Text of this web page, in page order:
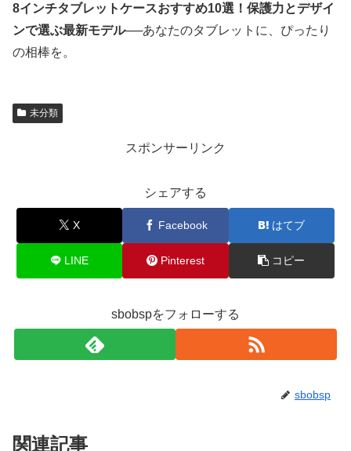
8インチタブレットケースおすすめ10選！保護力とデザイ
ンで選ぶ最新モデル──あなたのタブレットに、ぴったり
の相棒を。
未分類
スポンサーリンク
シェアする
X Facebook はてブ
LINE Pinterest コピー
sbobspをフォローする
sbobsp
関連記事